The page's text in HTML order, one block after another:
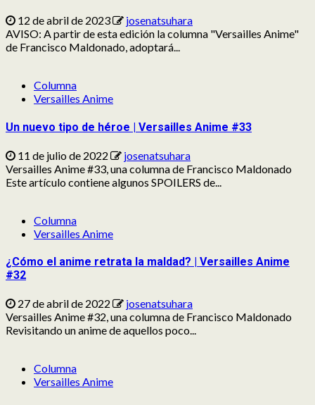
12 de abril de 2023
josenatsuhara
AVISO: A partir de esta edición la columna "Versailles Anime"
de Francisco Maldonado, adoptará...
Columna
Versailles Anime
Un nuevo tipo de héroe | Versailles Anime #33
11 de julio de 2022
josenatsuhara
Versailles Anime #33, una columna de Francisco Maldonado
Este artículo contiene algunos SPOILERS de...
Columna
Versailles Anime
¿Cómo el anime retrata la maldad? | Versailles Anime
#32
27 de abril de 2022
josenatsuhara
Versailles Anime #32, una columna de Francisco Maldonado
Revisitando un anime de aquellos poco...
Columna
Versailles Anime